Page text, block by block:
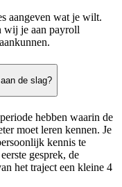
aangeven wat je wilt.
wij je aan payroll
de slag?
hebben waarin de
moet leren kennen. Je
kennis te
gesprek, de
het traject een kleine 4